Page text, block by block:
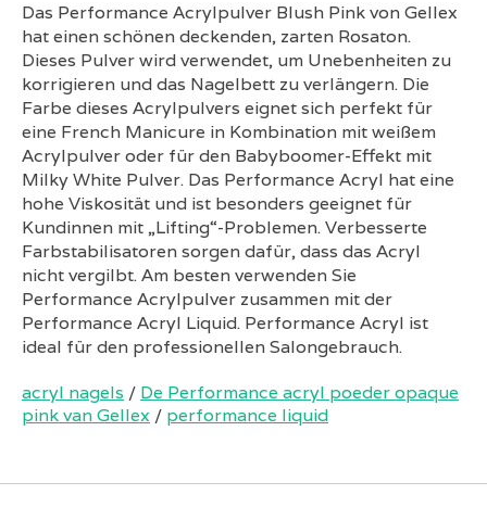
Das Performance Acrylpulver Blush Pink von Gellex
hat einen schönen deckenden, zarten Rosaton.
Dieses Pulver wird verwendet, um Unebenheiten zu
korrigieren und das Nagelbett zu verlängern. Die
Farbe dieses Acrylpulvers eignet sich perfekt für
eine French Manicure in Kombination mit weißem
Acrylpulver oder für den Babyboomer-Effekt mit
Milky White Pulver. Das Performance Acryl hat eine
hohe Viskosität und ist besonders geeignet für
Kundinnen mit „Lifting“-Problemen. Verbesserte
Farbstabilisatoren sorgen dafür, dass das Acryl
nicht vergilbt. Am besten verwenden Sie
Performance Acrylpulver zusammen mit der
Performance Acryl Liquid. Performance Acryl ist
ideal für den professionellen Salongebrauch.
acryl nagels / De Performance acryl poeder opaque
pink van Gellex / performance liquid